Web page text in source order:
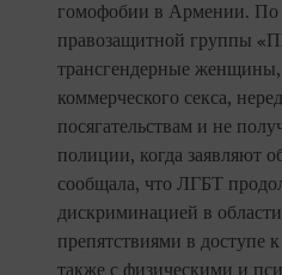
гомофобии в Армении.
правозащитной группы
трансгендерные
коммерческого секса,
посягательствам и не
полиции, когда заявляют
сообщала, что ЛГБТ
дискриминацией в области
препятствиями в доступе